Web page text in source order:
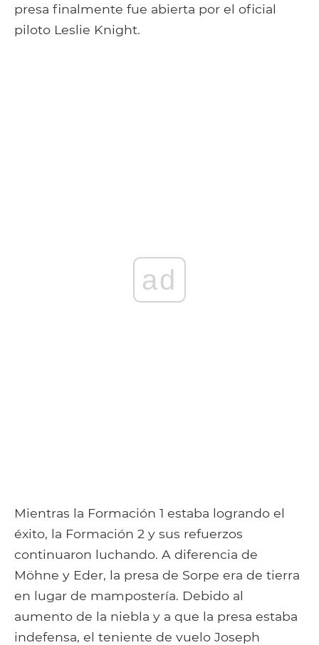
presa finalmente fue abierta por el oficial
piloto Leslie Knight.
ad
Mientras la Formación 1 estaba logrando el
éxito, la Formación 2 y sus refuerzos
continuaron luchando. A diferencia de
Möhne y Eder, la presa de Sorpe era de tierra
en lugar de mampostería. Debido al
aumento de la niebla y a que la presa estaba
indefensa, el teniente de vuelo Joseph